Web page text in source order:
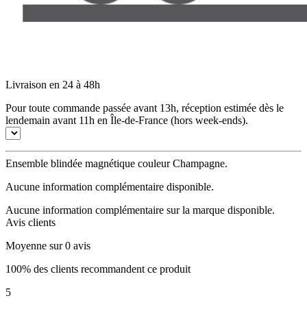
Livraison en 24 à 48h
Pour toute commande passée avant 13h, réception estimée dès le
lendemain avant 11h en Île-de-France (hors week-ends).
Aucune information complémentaire disponible.
Aucune information complémentaire sur la marque disponible.
Avis clients
Moyenne sur 0 avis
100% des clients recommandent ce produit
5